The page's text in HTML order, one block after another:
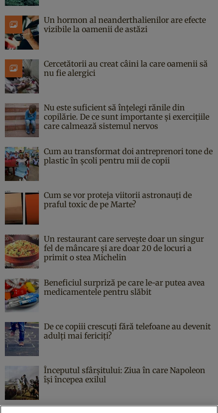
Un hormon al neanderthalienilor are efecte
vizibile la oamenii de astăzi
Cercetătorii au creat câini la care oamenii să
nu fie alergici
Nu este suficient să înțelegi rănile din
copilărie. De ce sunt importante și exercițiile
care calmează sistemul nervos
Cum au transformat doi antreprenori tone de
plastic în școli pentru mii de copii
Cum se vor proteja viitorii astronauți de
praful toxic de pe Marte?
Un restaurant care servește doar un singur
fel de mâncare și are doar 20 de locuri a
primit o stea Michelin
Beneficiul surpriză pe care le-ar putea avea
medicamentele pentru slăbit
De ce copiii crescuți fără telefoane au devenit
adulți mai fericiți?
Începutul sfârşitului: Ziua în care Napoleon
îşi începea exilul